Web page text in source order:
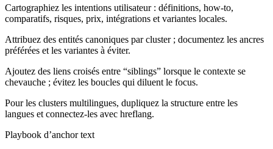
Cartographiez les intentions utilisateur : définitions, how-to,
comparatifs, risques, prix, intégrations et variantes locales.
Attribuez des entités canoniques par cluster ; documentez les ancres
préférées et les variantes à éviter.
Ajoutez des liens croisés entre “siblings” lorsque le contexte se
chevauche ; évitez les boucles qui diluent le focus.
Pour les clusters multilingues, dupliquez la structure entre les
langues et connectez-les avec hreflang.
Playbook d’anchor text